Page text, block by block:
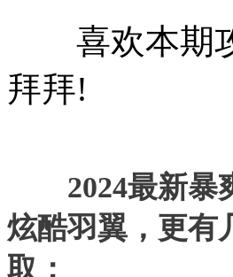
喜欢本期攻
拜拜!
2024最新暴爽
炫酷羽翼，更有
取：